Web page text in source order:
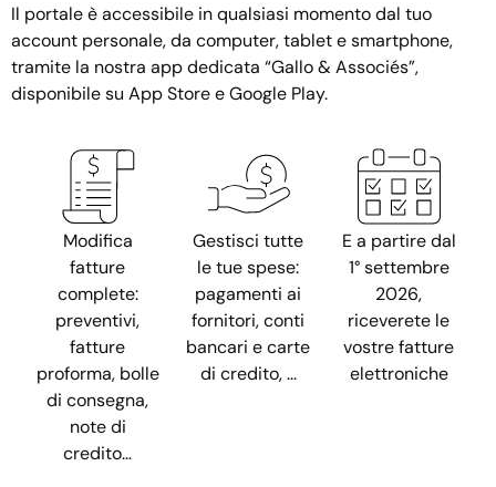
Il portale è accessibile in qualsiasi momento dal tuo
account personale, da computer, tablet e smartphone,
tramite la nostra app dedicata “Gallo & Associés”,
disponibile su App Store e Google Play.
Modifica
fatture
complete:
preventivi,
fatture
proforma, bolle
di consegna,
note di
credito…
Gestisci tutte
le tue spese:
pagamenti ai
fornitori, conti
bancari e carte
di credito, ...
E a partire dal
1° settembre
2026,
riceverete le
vostre fatture
elettroniche